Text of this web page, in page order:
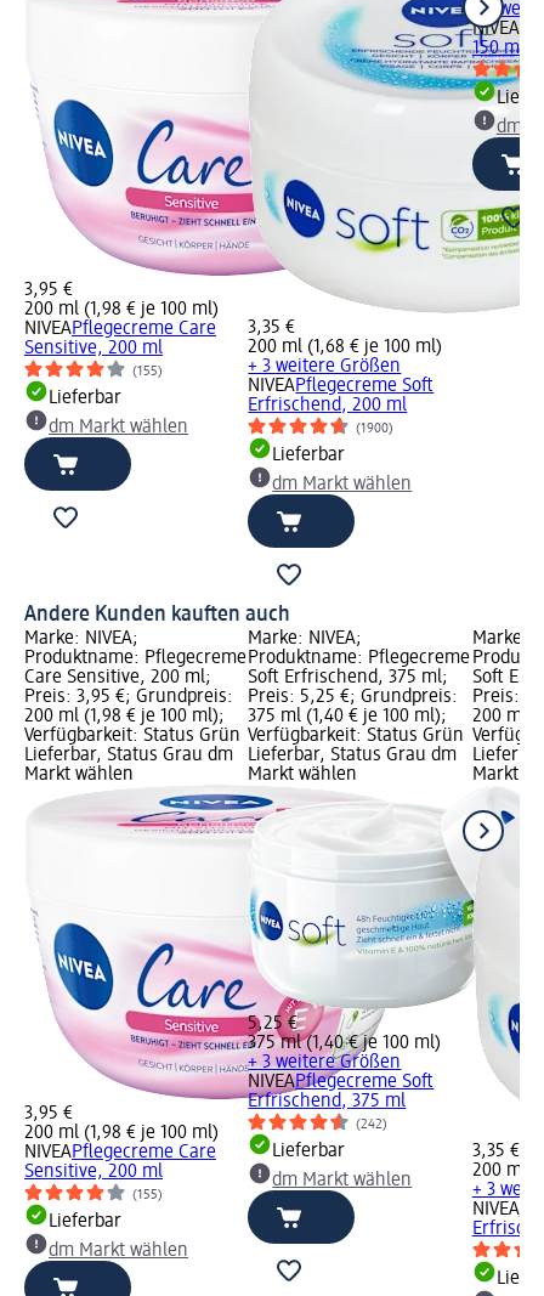
3,95 €
200 ml (1,98 € je 100 ml)
NIVEAPflegecreme Care
Sensitive, 200 ml
(155)
Lieferbar
dm Markt wählen
3,35 €
200 ml (1,68 € je 100 ml)
+ 3 weitere Größen
NIVEAPflegecreme Soft
Erfrischend, 200 ml
(1900)
Lieferbar
dm Markt wählen
+ 1
NIVEA
150 ml
dm
Andere Kunden kauften auch
Marke: NIVEA;
Produktname: Pflegecreme
Care Sensitive, 200 ml;
Preis: 3,95 €; Grundpreis:
200 ml (1,98 € je 100 ml);
Verfügbarkeit: Status Grün
Lieferbar, Status Grau dm
Markt wählen
3,95 €
200 ml (1,98 € je 100 ml)
NIVEAPflegecreme Care
Sensitive, 200 ml
(155)
Lieferbar
dm Markt wählen
Marke: NIVEA;
Produktname: Pflegecreme
Soft Erfrischend, 375 ml;
Preis: 5,25 €; Grundpreis:
375 ml (1,40 € je 100 ml);
Verfügbarkeit: Status Grün
Lieferbar, Status Grau dm
Markt wählen
5,25 €
375 ml (1,40 € je 100 ml)
+ 3 weitere Größen
NIVEAPflegecreme Soft
Erfrischend, 375 ml
(242)
Lieferbar
dm Markt wählen
Marke:
Soft
Preis:
200 ml
Markt
3,35 €
200 ml
+ 3
NIVEA